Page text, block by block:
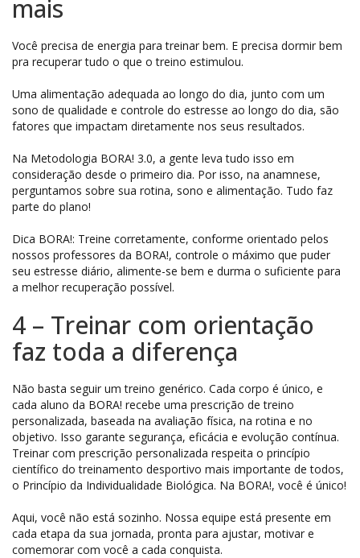
mais
Você precisa de energia para treinar bem. E precisa dormir bem
pra recuperar tudo o que o treino estimulou.
Uma alimentação adequada ao longo do dia, junto com um
sono de qualidade e controle do estresse ao longo do dia, são
fatores que impactam diretamente nos seus resultados.
Na Metodologia BORA! 3.0, a gente leva tudo isso em
consideração desde o primeiro dia. Por isso, na anamnese,
perguntamos sobre sua rotina, sono e alimentação. Tudo faz
parte do plano!
Dica BORA!: Treine corretamente, conforme orientado pelos
nossos professores da BORA!, controle o máximo que puder
seu estresse diário, alimente-se bem e durma o suficiente para
a melhor recuperação possível.
4 – Treinar com orientação
faz toda a diferença
Não basta seguir um treino genérico. Cada corpo é único, e
cada aluno da BORA! recebe uma prescrição de treino
personalizada, baseada na avaliação física, na rotina e no
objetivo. Isso garante segurança, eficácia e evolução contínua.
Treinar com prescrição personalizada respeita o princípio
científico do treinamento desportivo mais importante de todos,
o Princípio da Individualidade Biológica. Na BORA!, você é único!
Aqui, você não está sozinho. Nossa equipe está presente em
cada etapa da sua jornada, pronta para ajustar, motivar e
comemorar com você a cada conquista.